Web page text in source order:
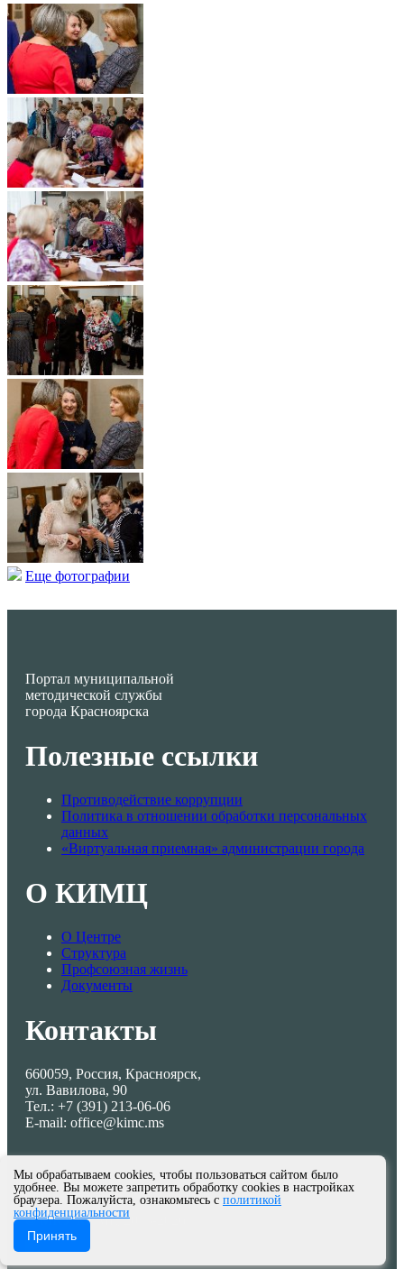
Еще фотографии
Портал муниципальной
методической службы
города Красноярска
Полезные ссылки
Противодействие коррупции
Политика в отношении обработки персональных
данных
«Виртуальная приемная» администрации города
О КИМЦ
О Центре
Структура
Профсоюзная жизнь
Документы
Контакты
660059, Россия, Красноярск,
ул. Вавилова, 90
Тел.: +7 (391) 213-06-06
E-mail: office@kimc.ms
© МКУ КИМЦ 2013-2026
Мы обрабатываем cookies, чтобы пользоваться сайтом было
удобнее. Вы можете запретить обработку cookies в настройках
браузера. Пожалуйста, ознакомьтесь с политикой
конфиденциальности
Принять